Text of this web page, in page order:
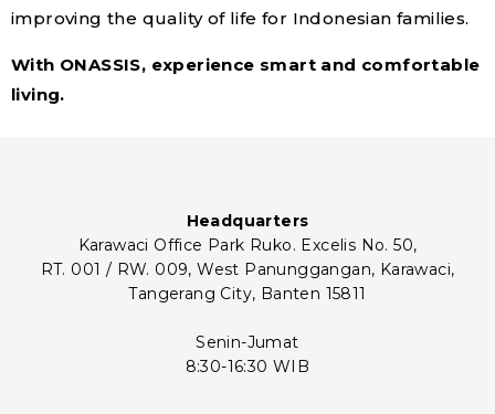
improving the quality of life for Indonesian families.
With ONASSIS, experience smart and comfortable
living.
Headquarters
Karawaci Office Park Ruko. Excelis No. 50,
RT. 001 / RW. 009, West Panunggangan, Karawaci,
Tangerang City, Banten 15811
Senin-Jumat
8:30-16:30 WIB